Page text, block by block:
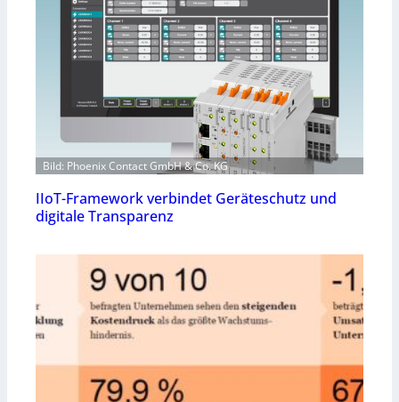
Bild: Phoenix Contact GmbH & Co. KG
IIoT-Framework verbindet Geräteschutz und
digitale Transparenz